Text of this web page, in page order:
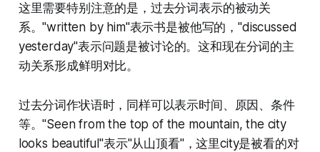
这里需要特别注意的是，过去分词表示的被动关
系。"written by him"表示书是被他写的，"discussed
yesterday"表示问题是被讨论的。这和现在分词的主
动关系形成鲜明对比。
过去分词作状语时，同样可以表示时间、原因、条件
等。"Seen from the top of the mountain, the city
looks beautiful"表示"从山顶看"，这里city是被看的对